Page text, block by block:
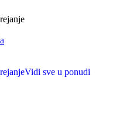
Vidi sve u ponudi